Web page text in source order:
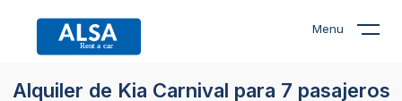
Menu
Alquiler de Kia Carnival para 7 pasajeros